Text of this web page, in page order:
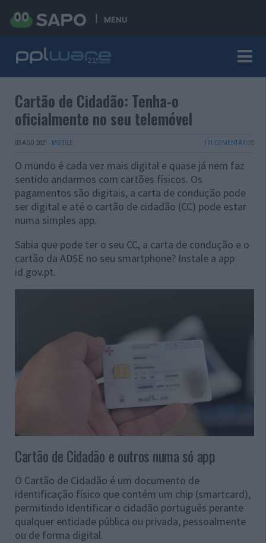
MENU
Cartão de Cidadão: Tenha-o
oficialmente no seu telemóvel
03 AGO 2021 · MOBILE 101 COMENTÁRIOS
O mundo é cada vez mais digital e quase já nem faz
sentido andarmos com cartões físicos. Os
pagamentos são digitais, a carta de condução pode
ser digital e até o cartão de cidadão (CC) pode estar
numa simples app.
Sabia que pode ter o seu CC, a carta de condução e o
cartão da ADSE no seu smartphone? Instale a app
id.gov.pt.
Cartão de Cidadão e outros numa só app
O Cartão de Cidadão é um documento de
identificação físico que contém um chip (smartcard),
permitindo identificar o cidadão português perante
qualquer entidade pública ou privada, pessoalmente
ou de forma digital.